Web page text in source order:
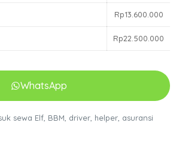
Rp13.600.000
Rp22.500.000
WhatsApp
sewa Elf, BBM, driver, helper, asuransi